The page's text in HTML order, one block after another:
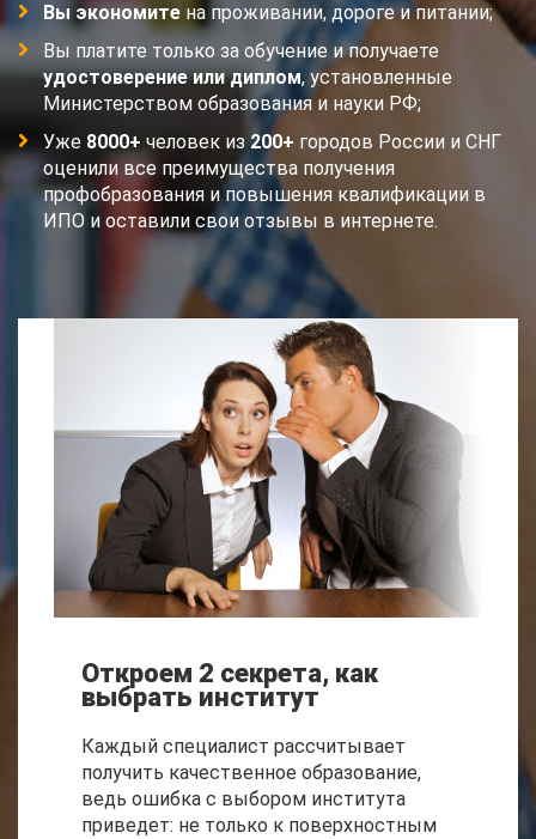
Вы экономите на проживании, дороге и питании;
Вы платите только за обучение и получаете
удостоверение или диплом, установленные
Министерством образования и науки РФ;
Уже 8000+ человек из200+ городов России и СНГ
оценили все преимущества получения
профобразования и повышения квалификации в
ИПО и оставили свои отзывы в интернете.
Откроем 2 секрета, как
выбрать институт
Каждый специалист рассчитывает
получить качественное образование,
ведь ошибка с выбором института
приведет: не только к поверхностным